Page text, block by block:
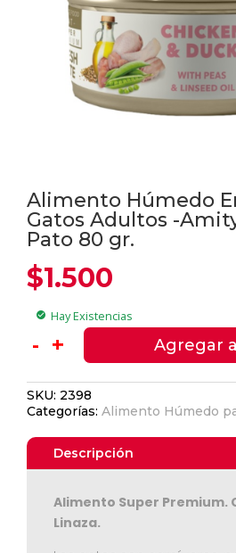
Alimento Húmedo
Gatos Adultos -
Pato 80 gr.
$1.500
check_circle Hay Existencias
-
Alimento
Húmedo
Lata
Para
Gatos
Adultos
Amity-
De
+ Agregar
SKU: 2398
Categorías:Alimento Húmedo
Descripción
Alimento Super Premium.
Linaza.